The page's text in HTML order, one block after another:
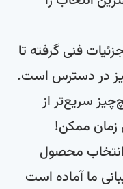
فنی گرفته تا
در دسترس است.
سریع‌تر از
ممکن!
محصول
ما آماده است